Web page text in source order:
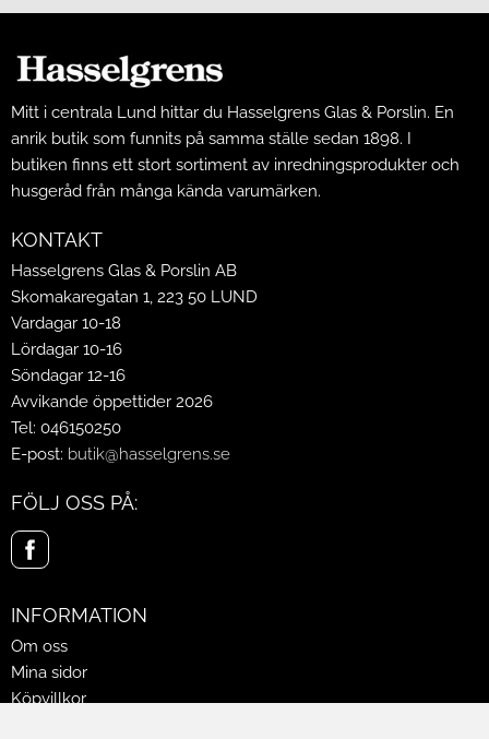
Mitt i centrala Lund hittar du Hasselgrens Glas & Porslin. En
anrik butik som funnits på samma ställe sedan 1898. I
butiken finns ett stort sortiment av inredningsprodukter och
husgeråd från många kända varumärken.
KONTAKT
Hasselgrens Glas & Porslin AB
Skomakaregatan 1, 223 50 LUND
Vardagar 10-18
Lördagar 10-16
Söndagar 12-16
Avvikande öppettider 2026
Tel: 046150250
E-post: butik@hasselgrens.se
FÖLJ OSS PÅ:
INFORMATION
Om oss
Mina sidor
Köpvillkor